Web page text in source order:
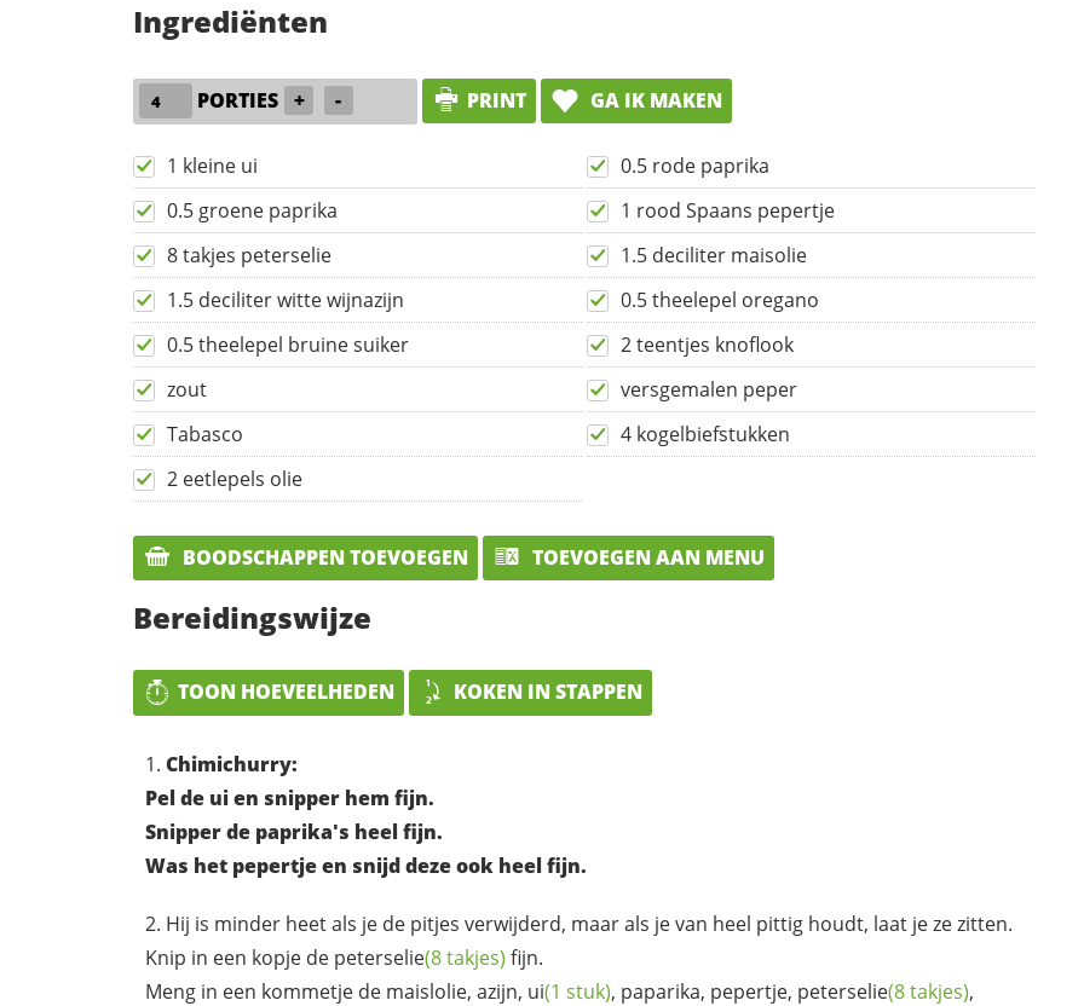
Ingrediënten
PORTIES + - PRINT GA IK MAKEN
1 kleine ui
0.5 rode paprika
0.5 groene paprika
1 rood Spaans pepertje
8 takjes peterselie
1.5 deciliter maisolie
1.5 deciliter witte wijnazijn
0.5 theelepel oregano
0.5 theelepel bruine suiker
2 teentjes knoflook
zout
versgemalen peper
Tabasco
4 kogelbiefstukken
2 eetlepels olie
BOODSCHAPPEN TOEVOEGEN TOEVOEGEN AAN MENU
Bereidingswijze
TOON HOEVEELHEDEN KOKEN IN STAPPEN
Chimichurry:
Pel de ui en snipper hem fijn.
Snipper de paprika's heel fijn.
Was het pepertje en snijd deze ook heel fijn.
Hij is minder heet als je de pitjes verwijderd, maar als je van heel pittig houdt, laat je ze zitten.
Knip in een kopje de peterselie(8 takjes) fijn.
Meng in een kommetje de maislolie, azijn, ui(1 stuk), paparika, pepertje, peterselie(8 takjes),